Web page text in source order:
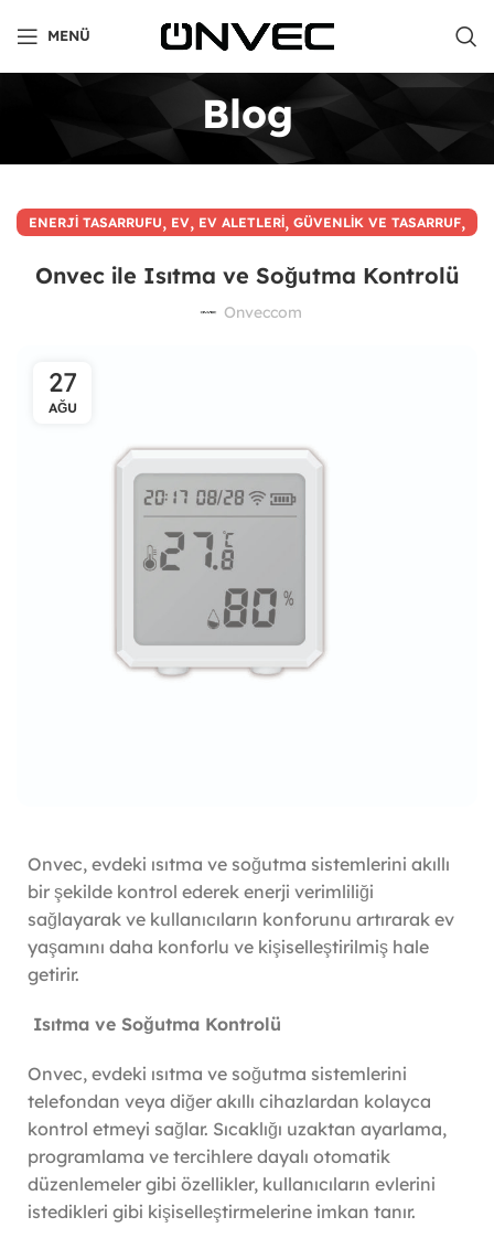
MENÜ
Blog
ENERJI TASARRUFU, EV, EV ALETLERI, GÜVENLIK VE TASARRUF,
Onvec ile Isıtma ve Soğutma Kontrolü
Onveccom
27
AĞU
Onvec, evdeki ısıtma ve soğutma sistemlerini akıllı
bir şekilde kontrol ederek enerji verimliliği
sağlayarak ve kullanıcıların konforunu artırarak ev
yaşamını daha konforlu ve kişiselleştirilmiş hale
getirir.
Isıtma ve Soğutma Kontrolü
Onvec, evdeki ısıtma ve soğutma sistemlerini
telefondan veya diğer akıllı cihazlardan kolayca
kontrol etmeyi sağlar. Sıcaklığı uzaktan ayarlama,
programlama ve tercihlere dayalı otomatik
düzenlemeler gibi özellikler, kullanıcıların evlerini
istedikleri gibi kişiselleştirmelerine imkan tanır.